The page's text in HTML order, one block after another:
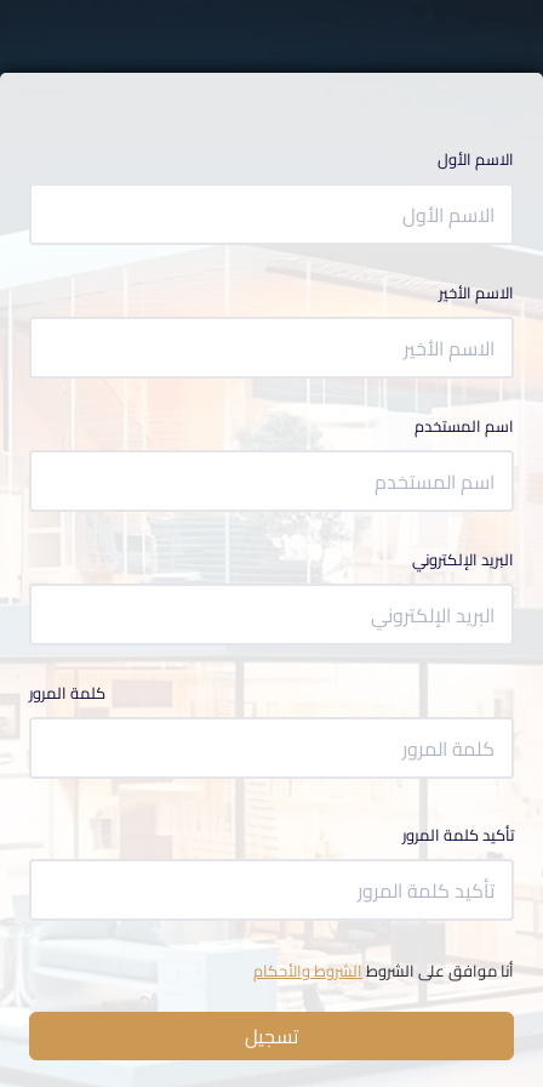
الاسم الأول
الاسم الأخير
اسم المستخدم
البريد الإلكتروني
كلمة المرور
تأكيد كلمة المرور
أنا موافق على الشروطالشروط والأحكام
تسجيل